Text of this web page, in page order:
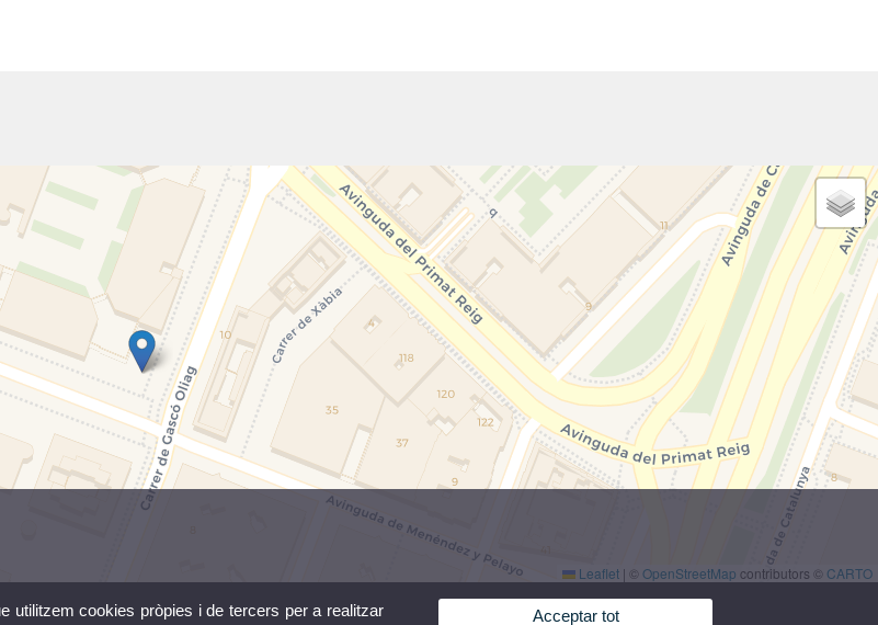
Leaflet | © OpenStreetMap contributors © CARTO
utilitzem cookies pròpies i de tercers per a realitzar Acceptar tot